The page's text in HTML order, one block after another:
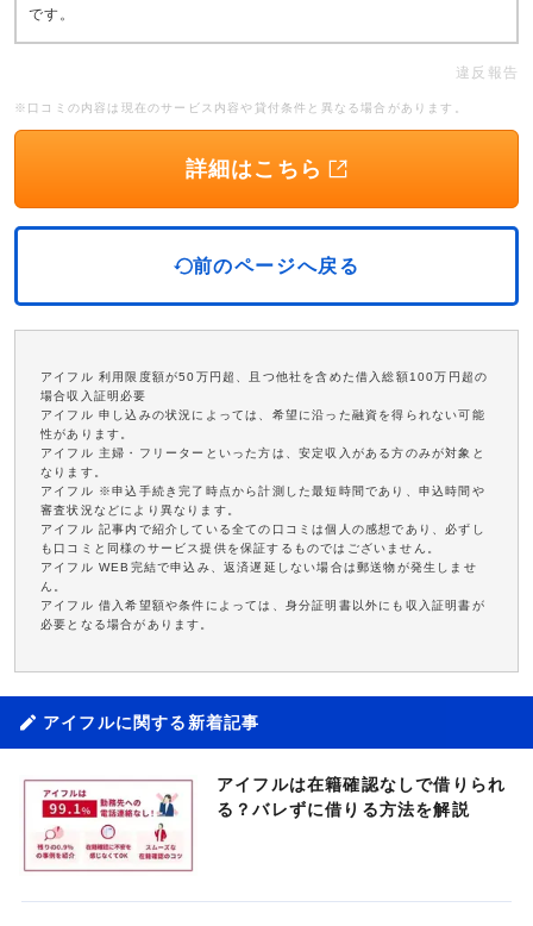
です。
違反報告
※口コミの内容は現在のサービス内容や貸付条件と異なる場合があります。
詳細はこちら
前のページへ戻る
アイフル 利用限度額が50万円超、且つ他社を含めた借入総額100万円超の
場合収入証明必要
アイフル 申し込みの状況によっては、希望に沿った融資を得られない可能
性があります。
アイフル 主婦・フリーターといった方は、安定収入がある方のみが対象と
なります。
アイフル ※申込手続き完了時点から計測した最短時間であり、申込時間や
審査状況などにより異なります。
アイフル 記事内で紹介している全ての口コミは個人の感想であり、必ずし
も口コミと同様のサービス提供を保証するものではございません。
アイフル WEB完結で申込み、返済遅延しない場合は郵送物が発生しませ
ん。
アイフル 借入希望額や条件によっては、身分証明書以外にも収入証明書が
必要となる場合があります。
アイフルに関する新着記事
アイフルは在籍確認なしで借りられ
る？バレずに借りる方法を解説